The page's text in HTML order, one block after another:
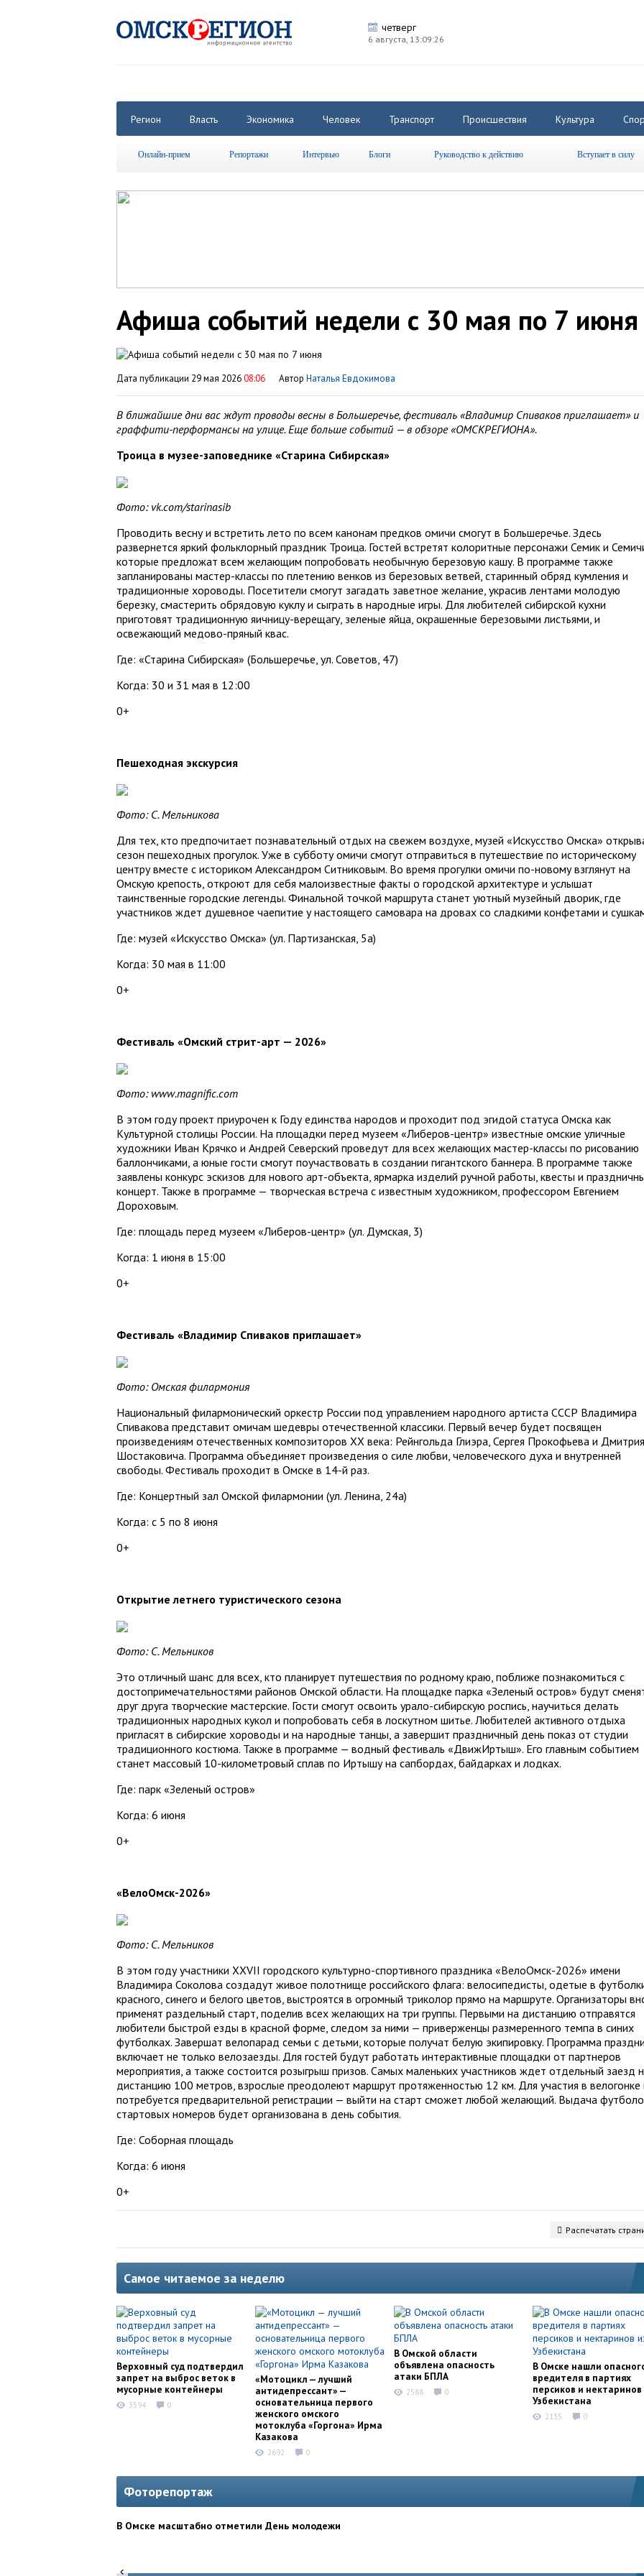
четверг
6 августа, 13:09:27
Регион Власть Экономика Человек Транспорт Происшествия Культура
Онлайн-прием Репортажи Интервью Блоги Руководство к действию Вступает в силу
Афиша событий недели с 30 мая по 7 июня
Дата публикации 29 мая 202608:06 Автор Наталья Евдокимова
В ближайшие дни вас ждут проводы весны в Большеречье, фестиваль «Владимир Спиваков приглашает» и
граффити-перформансы на улице. Еще больше событий — в обзоре «ОМСКРЕГИОНА».
Троица в музее-заповеднике «Старина Сибирская»
Фото: vk.com/starinasib
Проводить весну и встретить лето по всем канонам предков омичи смогут в Большеречье. Здесь
развернется яркий фольклорный праздник Троица. Гостей встретят колоритные персонажи Семик и
которые предложат всем желающим попробовать необычную березовую кашу. В программе также
запланированы мастер-классы по плетению венков из березовых ветвей, старинный обряд кумления и
традиционные хороводы. Посетители смогут загадать заветное желание, украсив лентами молодую
березку, смастерить обрядовую куклу и сыграть в народные игры. Для любителей сибирской кухни
приготовят традиционную яичницу-верещагу, зеленые яйца, окрашенные березовыми листьями, и
освежающий медово-пряный квас.
Где: «Старина Сибирская» (Большеречье, ул. Советов, 47)
Когда: 30 и 31 мая в 12:00
0+
Пешеходная экскурсия
Фото: С. Мельникова
Для тех, кто предпочитает познавательный отдых на свежем воздухе, музей «Искусство Омска»
сезон пешеходных прогулок. Уже в субботу омичи смогут отправиться в путешествие по историческому
центру вместе с историком Александром Ситниковым. Во время прогулки омичи по-новому взглянут на
Омскую крепость, откроют для себя малоизвестные факты о городской архитектуре и услышат
таинственные городские легенды. Финальной точкой маршрута станет уютный музейный дворик, где
участников ждет душевное чаепитие у настоящего самовара на дровах со сладкими конфетами и
Где: музей «Искусство Омска» (ул. Партизанская, 5а)
Когда: 30 мая в 11:00
0+
Фестиваль «Омский стрит-арт — 2026»
Фото: www.magnific.com
В этом году проект приурочен к Году единства народов и проходит под эгидой статуса Омска как
Культурной столицы России. На площадки перед музеем «Либеров-центр» известные омские уличные
художники Иван Крячко и Андрей Северский проведут для всех желающих мастер-классы по рисованию
баллончиками, а юные гости смогут поучаствовать в создании гигантского баннера. В программе также
заявлены конкурс эскизов для нового арт-объекта, ярмарка изделий ручной работы, квесты и
концерт. Также в программе — творческая встреча с известным художником, профессором Евгением
Дороховым.
Где: площадь перед музеем «Либеров-центр» (ул. Думская, 3)
Когда: 1 июня в 15:00
0+
Фестиваль «Владимир Спиваков приглашает»
Фото: Омская филармония
Национальный филармонический оркестр России под управлением народного артиста СССР Владимира
Спивакова представит омичам шедевры отечественной классики. Первый вечер будет посвящен
произведениям отечественных композиторов ХХ века: Рейнгольда Глиэра, Сергея Прокофьева и Дмитрия
Шостаковича. Программа объединяет произведения о силе любви, человеческого духа и внутренней
свободы. Фестиваль проходит в Омске в 14-й раз.
Где: Концертный зал Омской филармонии (ул. Ленина, 24а)
Когда: с 5 по 8 июня
0+
Открытие летнего туристического сезона
Фото: С. Мельников
Это отличный шанс для всех, кто планирует путешествия по родному краю, поближе познакомиться с
достопримечательностями районов Омской области. На площадке парка «Зеленый остров» будут
друг друга творческие мастерские. Гости смогут освоить урало-сибирскую роспись, научиться делать
традиционных народных кукол и попробовать себя в лоскутном шитье. Любителей активного отдыха
пригласят в сибирские хороводы и на народные танцы, а завершит праздничный день показ от студии
традиционного костюма. Также в программе — водный фестиваль «ДвижИртыш». Его главным событием
станет массовый 10-километровый сплав по Иртышу на сапбордах, байдарках и лодках.
Где: парк «Зеленый остров»
Когда: 6 июня
0+
«ВелоОмск-2026»
Фото: С. Мельников
В этом году участники XXVII городского культурно-спортивного праздника «ВелоОмск-2026» имени
Владимира Соколова создадут живое полотнище российского флага: велосипедисты, одетые в
красного, синего и белого цветов, выстроятся в огромный триколор прямо на маршруте. Организаторы
применят раздельный старт, поделив всех желающих на три группы. Первыми на дистанцию отправятся
любители быстрой езды в красной форме, следом за ними — приверженцы размеренного темпа в синих
футболках. Завершат велопарад семьи с детьми, которые получат белую экипировку. Программа
включает не только велозаезды. Для гостей будут работать интерактивные площадки от партнеров
мероприятия, а также состоится розыгрыш призов. Самых маленьких участников ждет отдельный заезд
дистанцию 100 метров, взрослые преодолеют маршрут протяженностью 12 км. Для участия в велогонке
потребуется предварительной регистрации — выйти на старт сможет любой желающий. Выдача
стартовых номеров будет организована в день события.
Где: Соборная площадь
Когда: 6 июня
0+
Распечатать
Самое читаемое за неделю
Верховный суд подтвердил
запрет на выброс веток в
мусорные контейнеры
3594 0
«Мотоцикл — лучший
антидепрессант» —
основательница первого
женского омского
мотоклуба «Горгона» Ирма
Казакова
2692 0
В Омской области
объявлена опасность
атаки БПЛА
2588 0
В Омске нашли
вредителя в партиях
персиков и нектаринов
Узбекистана
2135 0
Фоторепортаж
В Омске масштабно отметили День молодежи